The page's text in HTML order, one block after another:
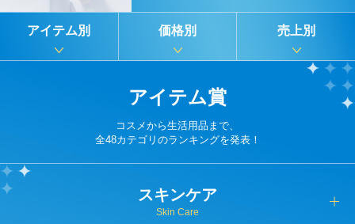
アイテム別 価格別 売上別
アイテム賞
コスメから生活用品まで、
全48カテゴリのランキングを発表！
スキンケア
Skin Care